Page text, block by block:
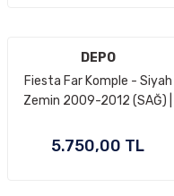
DEPO
Fiesta Far Komple - Siyah
Zemin 2009-2012 (SAĞ) |
5.750,00 TL